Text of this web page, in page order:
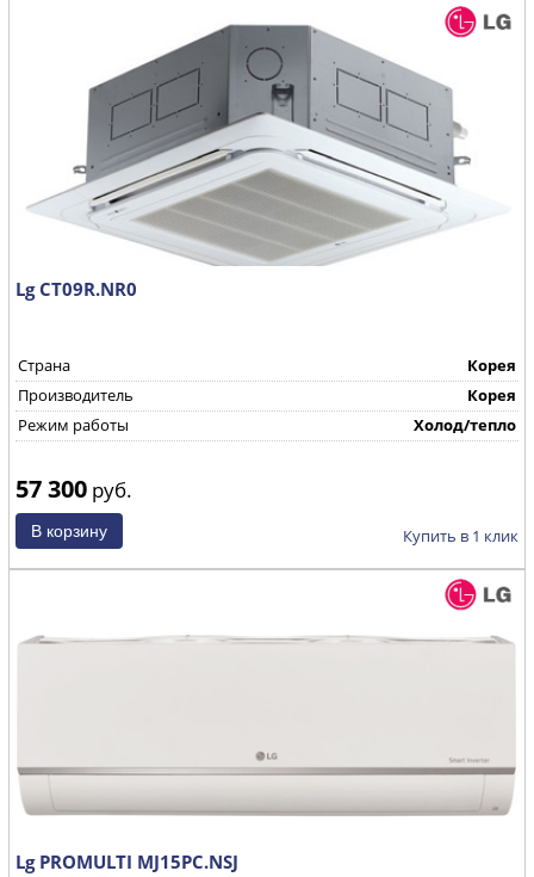
Lg CT09R.NR0
Страна
Корея
Производитель
Корея
Режим работы
Холод/тепло
57 300 руб.
Купить в 1 клик
Lg PROMULTI MJ15PC.NSJ